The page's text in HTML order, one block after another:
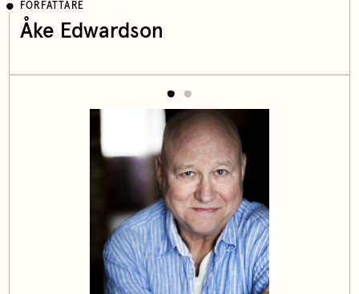
FÖRFATTARE
Åke Edwardson